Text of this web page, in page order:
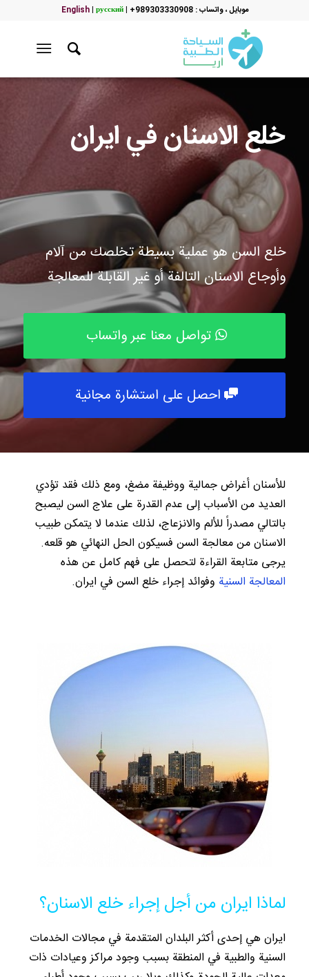
موبایل ، واتساب : 989303330908+ |
English| русский
خلع الاسنان في ايران
خلع السن هو عملية بسيطة تخلصك من آلام
وأوجاع الاسنان التالفة أو غير القابلة للمعالجة
تواصل معنا عبر واتساب
احصل على استشارة مجانية
للأسنان أغراض جمالية ووظيفة مضغ، ومع ذلك فقد تؤدي
العديد من الأسباب إلى عدم القدرة على علاج السن ليصبح
بالتالي مصدراً للألم والانزعاج، لذلك عندما لا يتمكن طبيب
الاسنان من معالجة السن فسيكون الحل النهائي هو قلعه.
يرجى متابعة القراءة لتحصل على فهم كامل عن هذه
المعالجة السنية وفوائد إجراء خلع السن في ايران.
لماذا ايران من أجل إجراء خلع الاسنان؟
ايران هي إحدى أكثر البلدان المتقدمة في مجالات الخدمات
السنية والطبية في المنطقة بسبب وجود مراكز وعيادات ذات